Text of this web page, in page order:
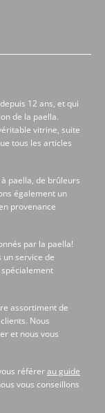
12 ans, et qui
de la paella.
vitrine, suite
tous les articles
paella, de brûleurs
également un
provenance
par la paella!
un service de
assortiment de
Nous
et nous vous
référerau guide
vous conseillons